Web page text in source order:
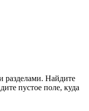
разделами. Найдите
пустое поле, куда